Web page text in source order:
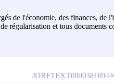
de l'économie, des finances,
régularisation et tous documents